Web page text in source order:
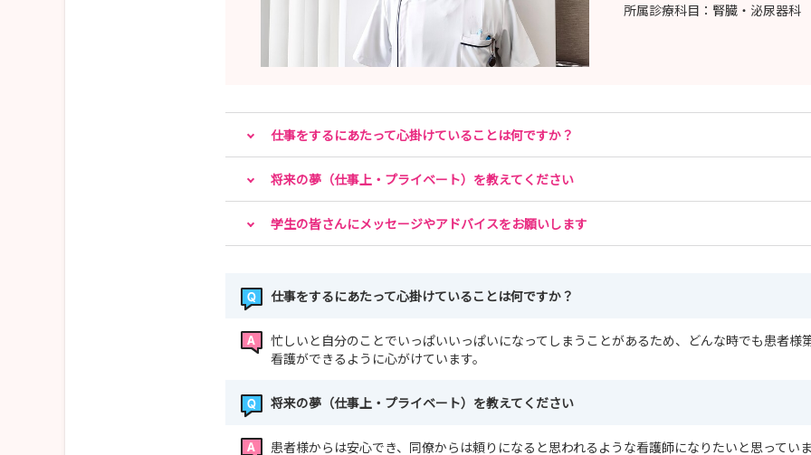
所属診療科目： 腎臓・泌尿器科
仕事をするにあたって心掛けていることは何ですか？
将来の夢（仕事上・プライベート）を教えてください
学生の皆さんにメッセージやアドバイスをお願いします
仕事をするにあたって心掛けていることは何ですか？
忙しいと自分のことでいっぱいいっぱいになってしまうことがあるため、どんな時でも患者様
看護ができるように心がけています。
将来の夢（仕事上・プライベート）を教えてください
患者様からは安心でき、同僚からは頼りになると思われるような看護師になりたいと思ってい